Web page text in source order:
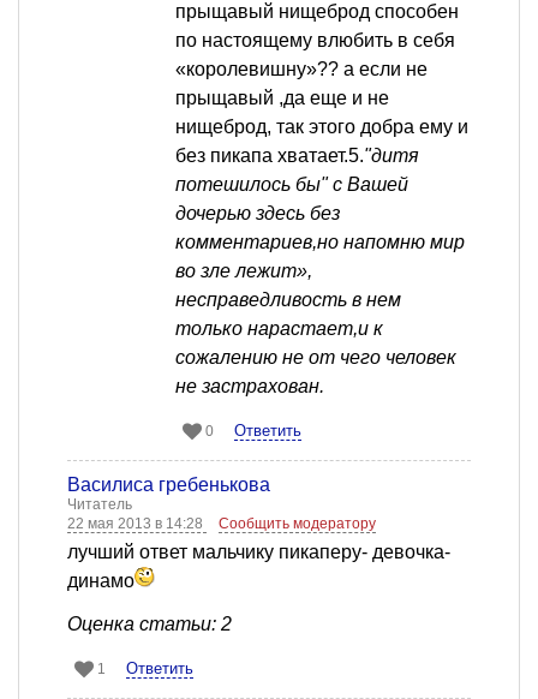
прыщавый нищеброд способен
по настоящему влюбить в себя
«королевишну»?? а если не
прыщавый ,да еще и не
нищеброд, так этого добра ему и
без пикапа хватает.5."дитя
потешилось бы" с Вашей
дочерью здесь без
комментариев,но напомню мир
во зле лежит»,
несправедливость в нем
только нарастает,и к
сожалению не от чего человек
не застрахован.
0 Ответить
Василиса гребенькова
Читатель
22 мая 2013 в 14:28
Сообщить модератору
лучший ответ мальчику пикаперу- девочка-
динамо
Оценка статьи: 2
1 Ответить